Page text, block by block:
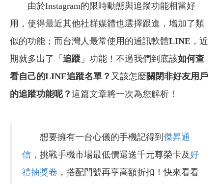
由於Instagram的限時動態與追蹤功能相當好
用，使得最近其他社群媒體也選擇跟進，增加了類
似的功能；而台灣人最常使用的通訊軟體LINE ，近
期就多出了「 追蹤 」功能！不過我們到底該如何查
看自己的LINE追蹤名單？ 又該怎麼關閉非好友用戶
的追蹤功能呢？ 這篇文章將一次為您解析！
想要擁有一台心儀的手機記得到 傑昇通
信 ，挑戰手機市場最低價還送千元尊榮卡及好
禮抽獎卷 ，搭配門號再享高額折扣！快來看看